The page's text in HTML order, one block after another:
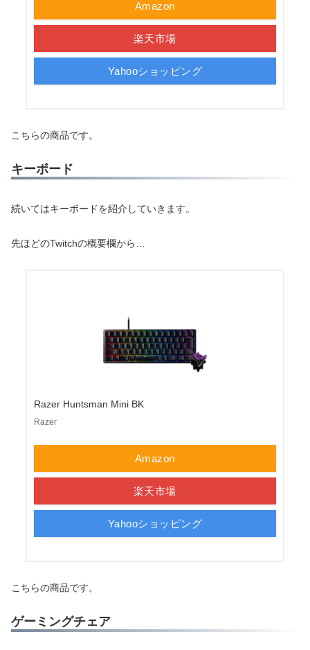
Amazon
楽天市場
Yahooショッピング
こちらの商品です。
キーボード
続いてはキーボードを紹介していきます。
先ほどのTwitchの概要欄から…
Razer Huntsman Mini BK
Razer
Amazon
楽天市場
Yahooショッピング
こちらの商品です。
ゲーミングチェア